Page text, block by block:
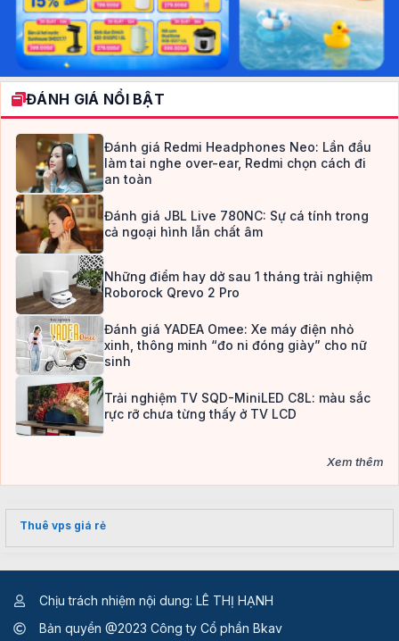
ĐÁNH GIÁ NỔI BẬT
Đánh giá Redmi Headphones Neo: Lần đầu
làm tai nghe over-ear, Redmi chọn cách đi
an toàn
Đánh giá JBL Live 780NC: Sự cá tính trong
cả ngoại hình lẫn chất âm
Những điểm hay dở sau 1 tháng trải nghiệm
Roborock Qrevo 2 Pro
Đánh giá YADEA Omee: Xe máy điện nhỏ
xinh, thông minh “đo ni đóng giày” cho nữ
sinh
Trải nghiệm TV SQD-MiniLED C8L: màu sắc
rực rỡ chưa từng thấy ở TV LCD
Xem thêm
Thuê vps giá rẻ
Chịu trách nhiệm nội dung: LÊ THỊ HẠNH
Bản quyền @2023 Công ty Cổ phần Bkav